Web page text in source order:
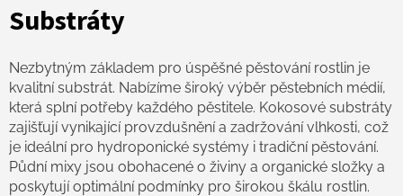
Substráty
Nezbytným základem pro úspěšné pěstování rostlin je
kvalitní substrát. Nabízíme široký výběr pěstebních médií,
která splní potřeby každého pěstitele. Kokosové substráty
zajišťují vynikající provzdušnění a zadržování vlhkosti, což
je ideální pro hydroponické systémy i tradiční pěstování.
Půdní mixy jsou obohacené o živiny a organické složky a
poskytují optimální podmínky pro širokou škálu rostlin.